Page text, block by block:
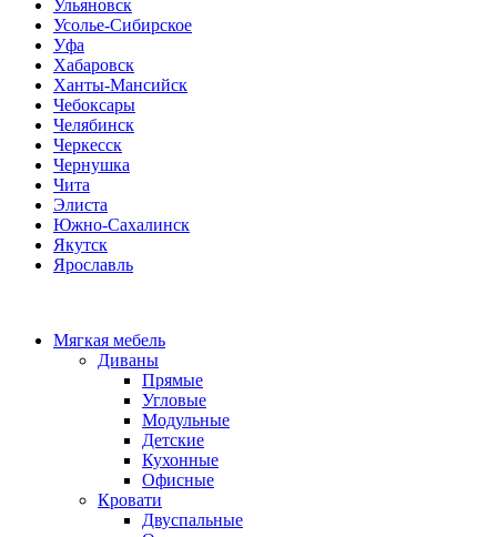
Ульяновск
Усолье-Сибирское
Уфа
Хабаровск
Ханты-Мансийск
Чебоксары
Челябинск
Черкесск
Чернушка
Чита
Элиста
Южно-Сахалинск
Якутск
Ярославль
Мягкая мебель
Диваны
Прямые
Угловые
Модульные
Детские
Кухонные
Офисные
Кровати
Двуспальные